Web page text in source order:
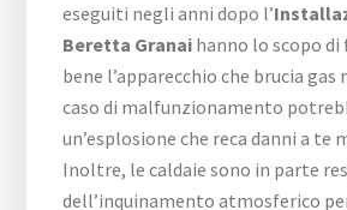
eseguiti negli anni dopo l’
Beretta Granai hanno lo scopo
bene l’apparecchio che brucia gas
caso di malfunzionamento
un’esplosione che reca danni a te
Inoltre, le caldaie sono in parte
dell’inquinamento atmosferico